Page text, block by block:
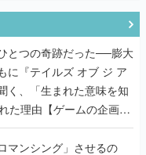
とつの奇跡だった──膨大
に『テイルズ オブ ジ ア
く、「生まれた意味を知
た理由【ゲームの企画
マンシング」させるの